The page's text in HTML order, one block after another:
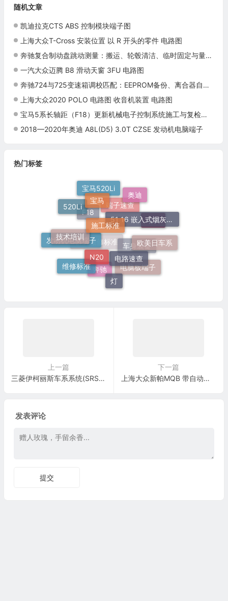
随机文章
凯迪拉克CTS ABS 控制模块端子图
上海大众T-Cross 安装位置 以 R 开头的零件 电路图
奔驰复合制动盘跳动测量：搬运、轮毂清洁、临时固定与量表方法
一汽大众迈腾 B8 滑动天窗 3FU 电路图
奔驰724与725变速箱调校匹配：EEPROM备份、离合器自适应与路试验证
上海大众2020 POLO 电路图 收音机装置 电路图
宝马5系长轴距（F18）更新机械电子控制系统施工与复检标准
2018—2020年奥迪 A8L(D5) 3.0T CZSE 发动机电脑端子
热门标签
宝马
施工标准 51 16 嵌入式烟灰缸托架
奥迪
宝马520Li
520Li
技术培训
N20
电路速查
欧美日车系
培训
端子速查
F18
发动机电脑端子
维修标准
灯
电脑板端子
车身装备
群辉维修标准
奔驰
上一篇
三菱伊柯丽斯车系系统(SRS)电脑板70针端子
下一篇
上海大众新帕MQB 带自动启停系统的 2.0 升汽油发动机 , DKV,DKVB,DPLA 电路图
发表评论